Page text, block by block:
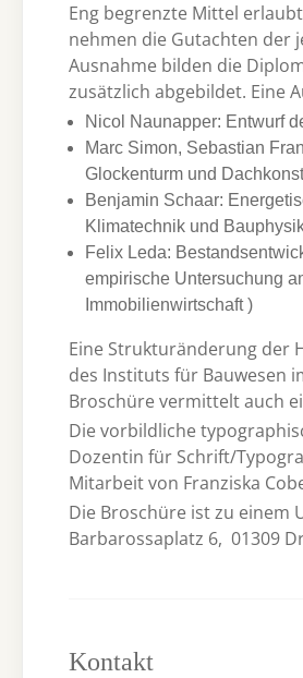
Eng begrenzte Mittel
nehmen die Gutachten der
Ausnahme bilden die
zusätzlich abgebildet. Eine
Nicol Naunapper: Entwurf
Marc Simon, Sebastian
Glockenturm und
Benjamin Schaar:
Klimatechnik und
Felix Leda:
empirische Untersuchung
Immobilienwirtschaft )
Eine Strukturänderung der
des Instituts für Bauwesen
Broschüre vermittelt auch
Die vorbildliche
Dozentin für Schrift/
Mitarbeit von Franziska
Die Broschüre ist zu einem
Barbarossaplatz 6, 01309
Kontakt